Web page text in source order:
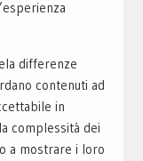
differenze
contenuti ad
in
complessità dei
a mostrare i loro